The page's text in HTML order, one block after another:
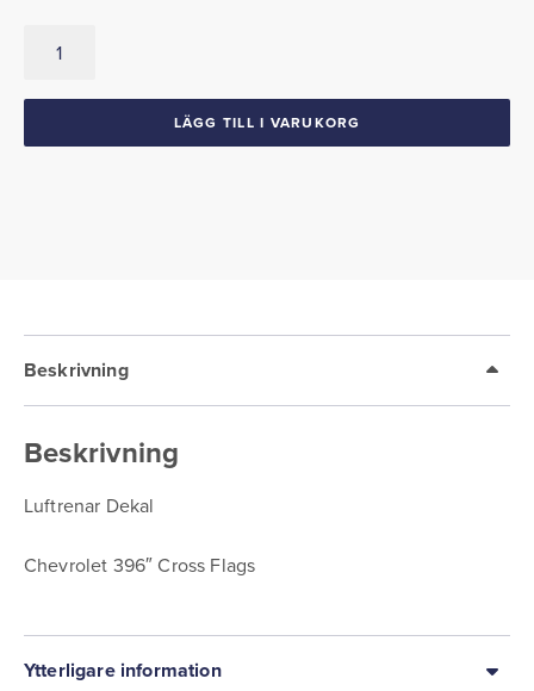
Luftrenare
LÄGG TILL I VARUKORG
Beskrivning
Beskrivning
Luftrenar Dekal
Chevrolet 396″ Cross Flags
Ytterligare information